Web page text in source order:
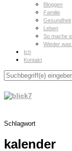
Bloggen
Familie
Gesundheit
Leben
So mache
Wieder
Ich
Kontakt
Schlagwort
kalender